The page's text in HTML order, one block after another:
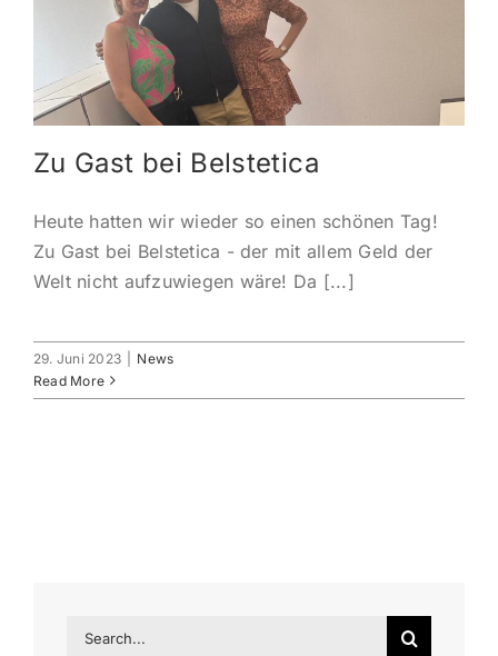
KONTAKT
ANMELDEN
SEARCH
Zu Gast bei Belstetica
Heute hatten wir wieder so einen schönen Tag!
Zu Gast bei Belstetica - der mit allem Geld der
Welt nicht aufzuwiegen wäre! Da [...]
29. Juni 2023
News
Read More
Search